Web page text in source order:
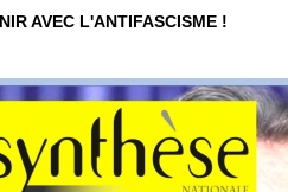
AVEC L'ANTIFASCISME !